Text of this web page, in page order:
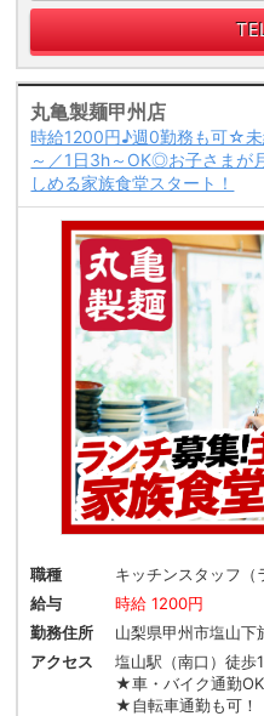
丸亀製麺甲州店
時給1200円♪週0勤務も可☆未
～／1日3h～OK◎お子さまが
しめる家族食堂スタート！
職種
キッチンスタッフ（
給与
時給 1200円
勤務住所
山梨県甲州市塩山下
アクセス
塩山駅（南口）徒歩
★車・バイク通勤
★自転車通勤も可！